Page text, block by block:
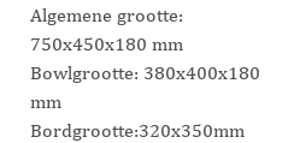
Algemene grootte:
750x450x180 mm
Bowlgrootte: 380x400x180
mm
Bordgrootte:320x350mm